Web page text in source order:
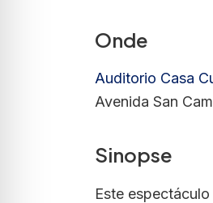
Onde
Auditorio Casa
Avenida San
Sinopse
Este